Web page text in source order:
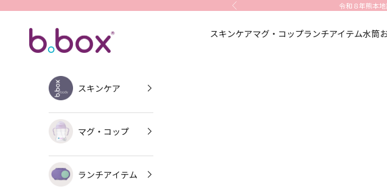
前へ 令和８年熊本
b.box Japan スキンケアマグ・コップランチアイテム水筒
スキンケア
マグ・コップ
ランチアイテム